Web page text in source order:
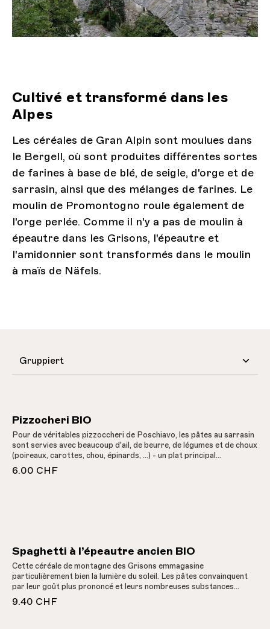
Cultivé et transformé dans les
Alpes
Les céréales de Gran Alpin sont moulues dans
le Bergell, où sont produites différentes sortes
de farines à base de blé, de seigle, d'orge et de
sarrasin, ainsi que des mélanges de farines. Le
moulin de Promontogno roule également de
l'orge perlée. Comme il n'y a pas de moulin à
épeautre dans les Grisons, l'épeautre et
l'amidonnier sont transformés dans le moulin
à maïs de Näfels.
Pizzocheri BIO
Pour de véritables pizzoccheri de Poschiavo, les pâtes au sarrasin
sont servies avec beaucoup d'ail, de beurre, de légumes et de choux
(poireaux, carottes, chou, épinards, ...) - un plat principal
merveilleusement nourrissant !
6.00 CHF
Spaghetti à l’épeautre ancien BIO
Cette céréale de montagne des Grisons emmagasine
particulièrement bien la lumière du soleil. Les pâtes convainquent
par leur goût plus prononcé et leurs nombreuses substances
nutritives.
9.40 CHF